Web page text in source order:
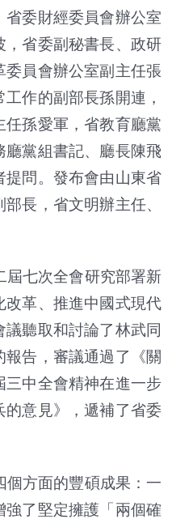
委財經委員會辦公室
，省委副秘書長、政研
委員會辦公室副主任張
作的副部長孫開連，
任孫愛軍，省教育廳黨
黨組書記、廳長陳飛
提問。發布會由山東省
長，省文明辦主任、
七次全會研究部署新
改革、推進中國式現代
聽取和討論了林武同
告，審議通過了《關
三中全會精神在進一步
的意見》，遞補了省委
方面的豐碩成果：一
強了堅定擁護「兩個確